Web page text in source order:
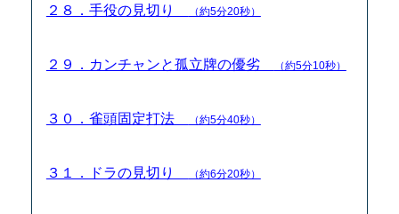
２８．手役の見切り （約5分20秒）
２９．カンチャンと孤立牌の優劣 （約5分10秒）
３０．雀頭固定打法 （約5分40秒）
３１．ドラの見切り （約6分20秒）